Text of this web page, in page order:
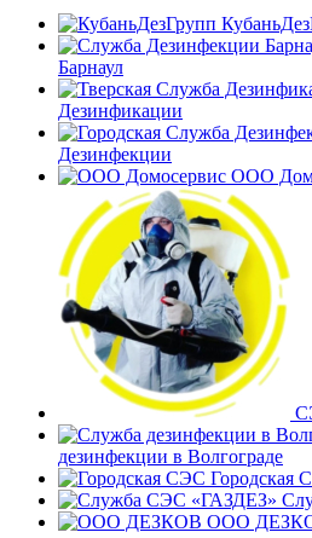
Барнаул
Дезинфикации
Дезинфекции
ООО
дезинфекции в Волгограде
Городская
ООО